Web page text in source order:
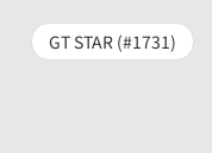
GT STAR (#1731)